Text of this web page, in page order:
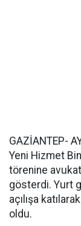
GAZİANTEP-
Yeni Hizmet
törenine
gösterdi. Yurt
açılışa
oldu.